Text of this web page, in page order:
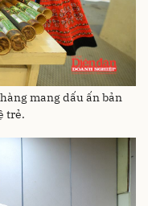
mang dấu ấn bản
trẻ.